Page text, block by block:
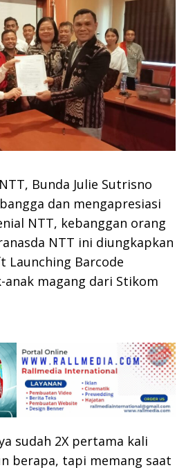
Bunda Julie Sutrisno
dan mengapresiasi
NTT, kebanggan orang
NTT ini diungkapkan
Launching Barcode
anak magang dari Stikom
sudah 2X pertama kali
berapa, tapi memang saat